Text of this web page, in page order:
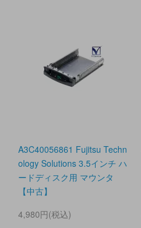
A3C40056861 Fujitsu Techn
ology Solutions 3.5インチ ハ
ードディスク用 マウンタ
【中古】
4,980円(税込)